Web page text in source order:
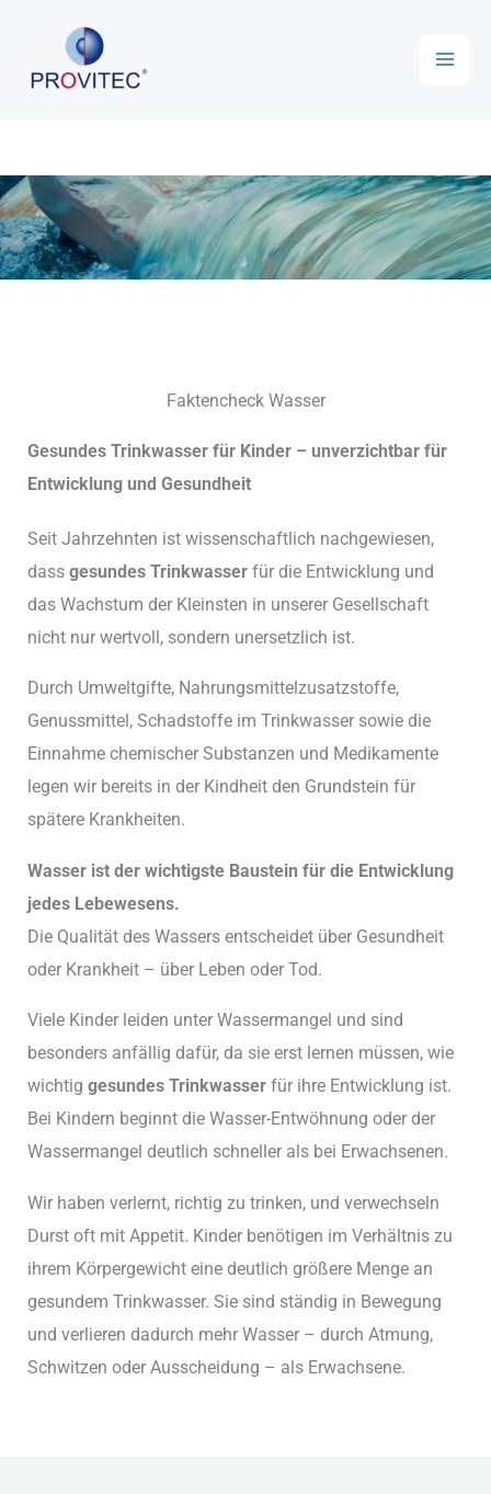
springen
Faktencheck Wasser
Gesundes Trinkwasser für Kinder – unverzichtbar für
Entwicklung und Gesundheit
Seit Jahrzehnten ist wissenschaftlich nachgewiesen,
dass gesundes Trinkwasser für die Entwicklung und
das Wachstum der Kleinsten in unserer Gesellschaft
nicht nur wertvoll, sondern unersetzlich ist.
Durch Umweltgifte, Nahrungsmittelzusatzstoffe,
Genussmittel, Schadstoffe im Trinkwasser sowie die
Einnahme chemischer Substanzen und Medikamente
legen wir bereits in der Kindheit den Grundstein für
spätere Krankheiten.
Wasser ist der wichtigste Baustein für die Entwicklung
jedes Lebewesens.
Die Qualität des Wassers entscheidet über Gesundheit
oder Krankheit – über Leben oder Tod.
Viele Kinder leiden unter Wassermangel und sind
besonders anfällig dafür, da sie erst lernen müssen, wie
wichtig gesundes Trinkwasser für ihre Entwicklung ist.
Bei Kindern beginnt die Wasser-Entwöhnung oder der
Wassermangel deutlich schneller als bei Erwachsenen.
Wir haben verlernt, richtig zu trinken, und verwechseln
Durst oft mit Appetit. Kinder benötigen im Verhältnis zu
ihrem Körpergewicht eine deutlich größere Menge an
gesundem Trinkwasser. Sie sind ständig in Bewegung
und verlieren dadurch mehr Wasser – durch Atmung,
Schwitzen oder Ausscheidung – als Erwachsene.